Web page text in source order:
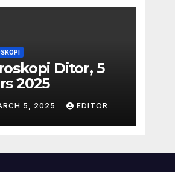
Ditor, 5
2025
5, 2025 EDITOR